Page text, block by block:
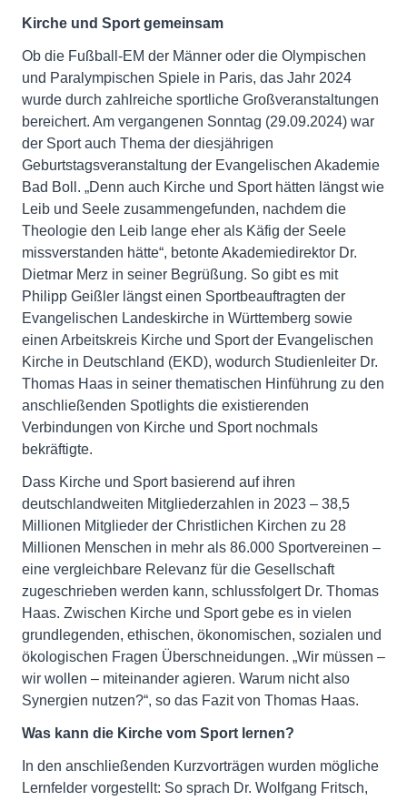
Kirche und Sport gemeinsam
Ob die Fußball-EM der Männer oder die Olympischen
und Paralympischen Spiele in Paris, das Jahr 2024
wurde durch zahlreiche sportliche Großveranstaltungen
bereichert. Am vergangenen Sonntag (29.09.2024) war
der Sport auch Thema der diesjährigen
Geburtstagsveranstaltung der Evangelischen Akademie
Bad Boll. „Denn auch Kirche und Sport hätten längst wie
Leib und Seele zusammengefunden, nachdem die
Theologie den Leib lange eher als Käfig der Seele
missverstanden hätte“, betonte Akademiedirektor Dr.
Dietmar Merz in seiner Begrüßung. So gibt es mit
Philipp Geißler längst einen Sportbeauftragten der
Evangelischen Landeskirche in Württemberg sowie
einen Arbeitskreis Kirche und Sport der Evangelischen
Kirche in Deutschland (EKD), wodurch Studienleiter Dr.
Thomas Haas in seiner thematischen Hinführung zu den
anschließenden Spotlights die existierenden
Verbindungen von Kirche und Sport nochmals
bekräftigte.
Dass Kirche und Sport basierend auf ihren
deutschlandweiten Mitgliederzahlen in 2023 – 38,5
Millionen Mitglieder der Christlichen Kirchen zu 28
Millionen Menschen in mehr als 86.000 Sportvereinen –
eine vergleichbare Relevanz für die Gesellschaft
zugeschrieben werden kann, schlussfolgert Dr. Thomas
Haas. Zwischen Kirche und Sport gebe es in vielen
grundlegenden, ethischen, ökonomischen, sozialen und
ökologischen Fragen Überschneidungen. „Wir müssen –
wir wollen – miteinander agieren. Warum nicht also
Synergien nutzen?“, so das Fazit von Thomas Haas.
Was kann die Kirche vom Sport lernen?
In den anschließenden Kurzvorträgen wurden mögliche
Lernfelder vorgestellt: So sprach Dr. Wolfgang Fritsch,